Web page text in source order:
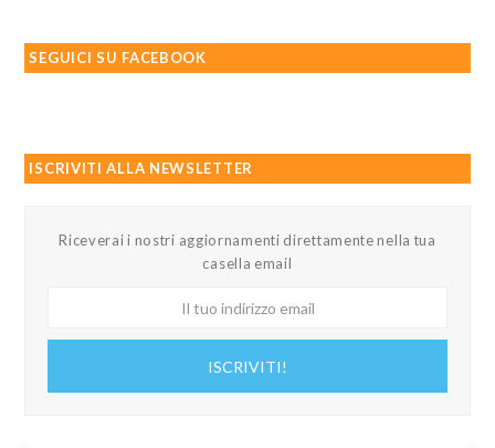
SEGUICI SU FACEBOOK
ISCRIVITI ALLA NEWSLETTER
Riceverai i nostri aggiornamenti direttamente nella tua
casella email
ISCRIVITI!